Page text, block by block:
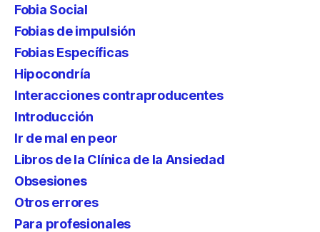
Fobia Social
Fobias de impulsión
Fobias Específicas
Hipocondría
Interacciones contraproducentes
Introducción
Ir de mal en peor
Libros de la Clínica de la Ansiedad
Obsesiones
Otros errores
Para profesionales